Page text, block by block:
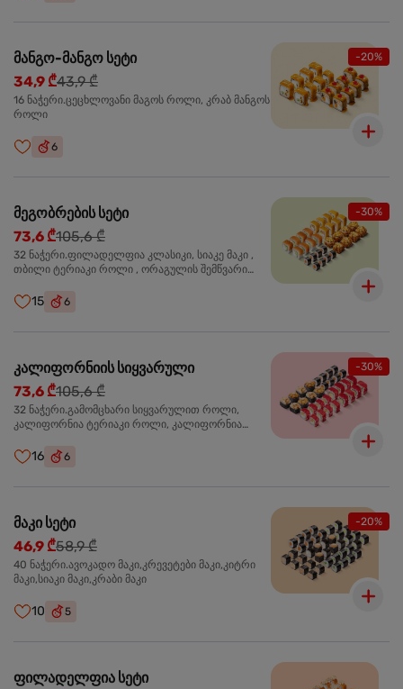
-20%
მანგო-მანგო სეტი
34,9 ₾43,9 ₾
16 ნაჭერი.ცეცხლოვანი მაგოს როლი, კრაბ მანგოს
როლი
6
-30%
მეგობრების სეტი
73,6 ₾105,6 ₾
32 ნაჭერი.ფილადელფია კლასიკი, სიაკე მაკი ,
თბილი ტერიაკი როლი , ორაგულის შემწვარი
15 6
-30%
კალიფორნიის სიყვარული
73,6 ₾105,6 ₾
32 ნაჭერი.გამომცხარი სიყვარულით როლი,
კალიფორნია ტერიაკი როლი, კალიფორნია
16 6
-20%
მაკი სეტი
46,9 ₾58,9 ₾
40 ნაჭერი.ავოკადო მაკი,კრევეტები მაკი,კიტრი
მაკი,სიაკი მაკი,კრაბი მაკი
10 5
ფილადელფია სეტი